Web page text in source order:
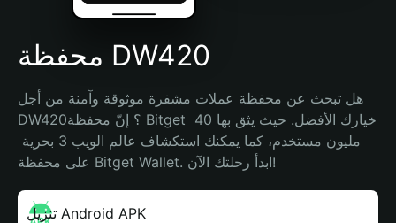
محفظة DW420
هل تبحث عن محفظة عملات مشفرة موثوقة وآمنة من أجل
DW420؟ إنّ محفظة Bitget خيارك الأفضل. حيث يثق بها 40
على محفظة Bitget Wallet. ابدأ رحلتك الآن!
تنزيل Android APK